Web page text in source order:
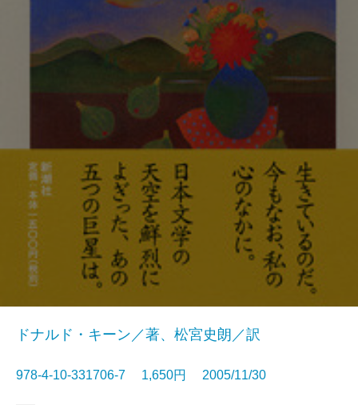
ドナルド・キーン／著、松宮史朗／訳
978-4-10-331706-7 1,650円 2005/11/30